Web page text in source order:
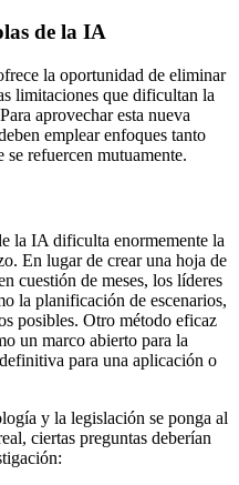
de la IA
la oportunidad de eliminar
limitaciones que dificultan la
aprovechar esta nueva
emplear enfoques tanto
se refuercen mutuamente.
la IA dificulta enormemente la
En lugar de crear una hoja de
cuestión de meses, los líderes
la planificación de escenarios,
posibles. Otro método eficaz
un marco abierto para la
para una aplicación o
y la legislación se ponga al
ciertas preguntas deberían